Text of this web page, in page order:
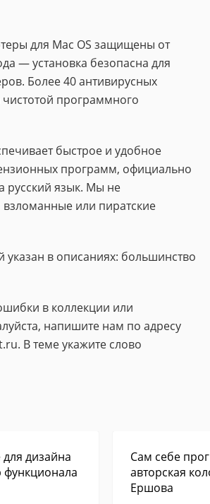
для Mac OS защищены от
— установка безопасна для
Более 40 антивирусных
чистотой программного
быстрое и удобное
программ, официально
русский язык. Мы не
или пиратские
указан в описаниях: большинство
в коллекции или
напишите нам по адресу
В теме укажите слово
дизайна
функционала
Сам себе
авторская
Ершова